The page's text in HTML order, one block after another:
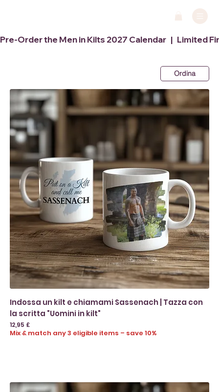
Pre-Order the Men in Kilts 2027 Calendar   |   Limited
Ordina
Indossa un kilt e chiamami Sassenach | Tazza con
la scritta "Uomini in kilt"
Prezzo
12,95 £
Mix & match any 3 eligible items – save 10%